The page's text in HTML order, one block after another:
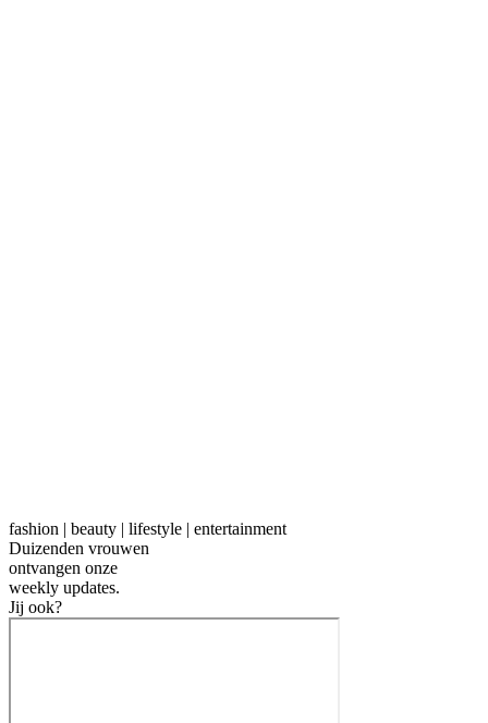
fashion | beauty | lifestyle | entertainment
Duizenden vrouwen
ontvangen onze
weekly updates.
Jij ook?